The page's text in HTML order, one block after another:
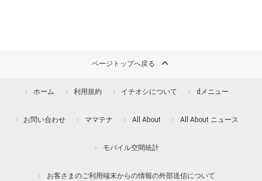
ページトップへ戻る
ホーム 利用規約 イチオシについて dメニュー
お問い合わせ ママテナ All About All About ニュース
モバイル空間統計
お客さまのご利用端末からの情報の外部送信について